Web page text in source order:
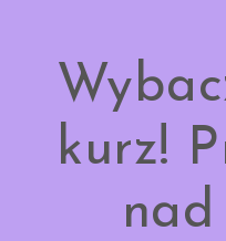
kurz!
nad